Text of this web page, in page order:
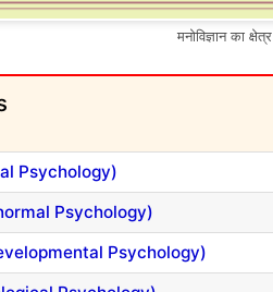
मनोविज्ञान का क्षेत्र
Psychology)
Psychology)
(Developmental Psychology)